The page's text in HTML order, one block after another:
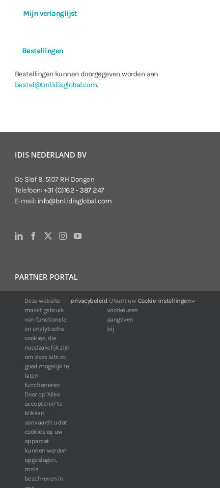
Mijn verlanglijst
Bestellingen
Bestellingen kunnen doorgegeven worden aan
bestel@bnl.idisglobal.com.
IDIS NEDERLAND BV
De Slof 9, 5107 RH Dongen
Telefoon:+31 (0)162 - 387 247
E-mail: info@bnl.idisglobal.com
PARTNER PORTAL
Voor klanten van IDIS:
24/7 beschikbaarheid, altijd en overal.
Web:https://portal.idisglobal.solutions
TOP DOWNLOADS
Software IDIS Center V7.1.0
160.74 MB
Software IDIS Discovery V4.8.1
13.87 MB
» Bekijk meer downloads
Deze website
maakt gebruik
van functionele
en analytische
cookies, die
noodzakelijk zijn
om deze site zo
goed mogelijk te
laten
functioneren.
Door op 'Alles
accepteren' te
klikken,
aanvaardt u dat
cookies op uw
apparaat
kunnen worden
opgeslagen,
zoals
beschreven in
privacybeleid. U kunt uw
voorkeuren
aangeven
bij
Cookie-instellingen